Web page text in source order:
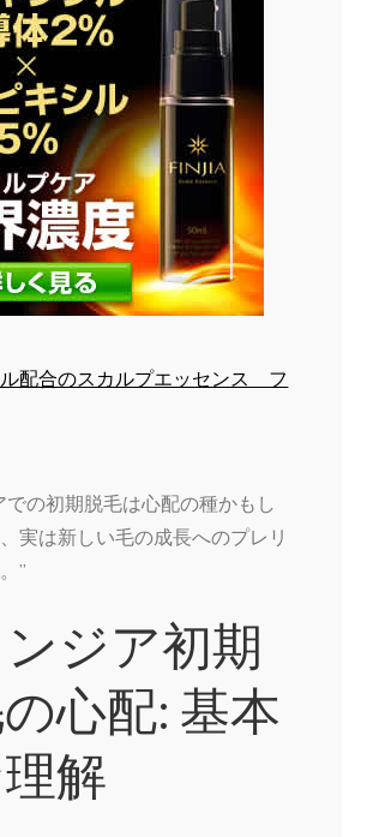
配合のスカルプエッセンス フ
での初期脱毛は心配の種かもし
実は新しい毛の成長へのプレリ
”
ジア初期
心配: 基本
解